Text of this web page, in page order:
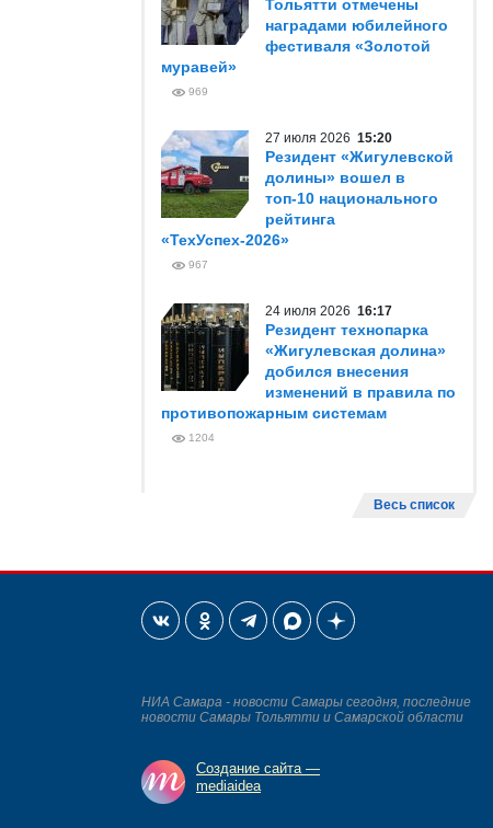
Тольятти отмечены
наградами юбилейного
фестиваля «Золотой
муравей»
969
27 июля 2026 15:20
Резидент «Жигулевской
долины» вошел в
топ-10 национального
рейтинга
«ТехУспех-2026»
967
24 июля 2026 16:17
Резидент технопарка
«Жигулевская долина»
добился внесения
изменений в правила по
противопожарным системам
1204
Весь список
НИА Самара - новости Самары сегодня, последние
новости Самары Тольятти и Самарской области
Создание сайта —
mediaidea